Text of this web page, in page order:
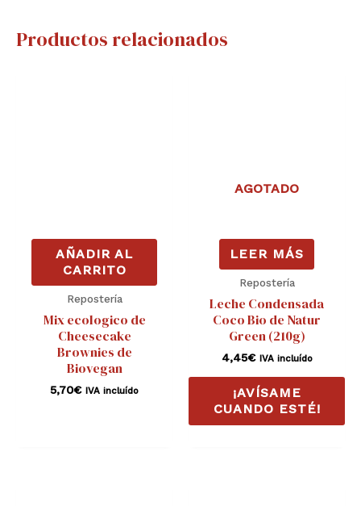
Productos relacionados
AÑADIR AL
CARRITO
Repostería
Mix ecologico de
Cheesecake
Brownies de
Biovegan
5,70€ IVA incluído
AGOTADO
LEER MÁS
Repostería
Leche Condensada
Coco Bio de Natur
Green (210g)
4,45€ IVA incluído
¡AVÍSAME
CUANDO ESTÉ!